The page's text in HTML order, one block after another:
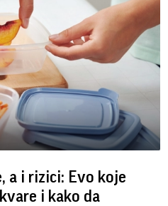
a i rizici: Evo koje
i kako da